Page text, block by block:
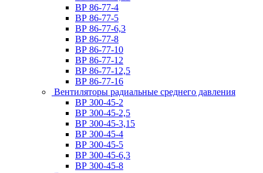
ВР 86-77-4
ВР 86-77-5
ВР 86-77-6,3
ВР 86-77-8
ВР 86-77-10
ВР 86-77-12
ВР 86-77-12,5
ВР 86-77-16
Вентиляторы радиальные среднего давления
ВР 300-45-2
ВР 300-45-2,5
ВР 300-45-3,15
ВР 300-45-4
ВР 300-45-5
ВР 300-45-6,3
ВР 300-45-8